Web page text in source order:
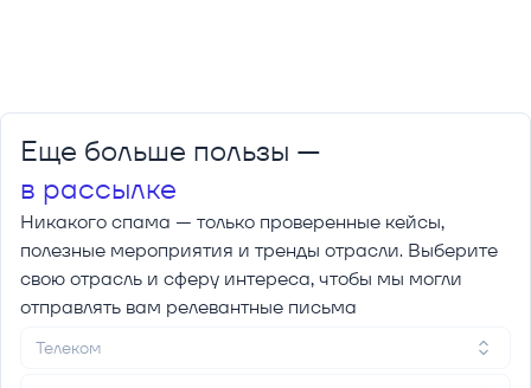
Еще больше пользы —
в рассылке
Никакого спама — только проверенные кейсы,
полезные мероприятия и тренды отрасли. Выберите
свою отрасль и сферу интереса, чтобы мы могли
отправлять вам релевантные письма
Телеком